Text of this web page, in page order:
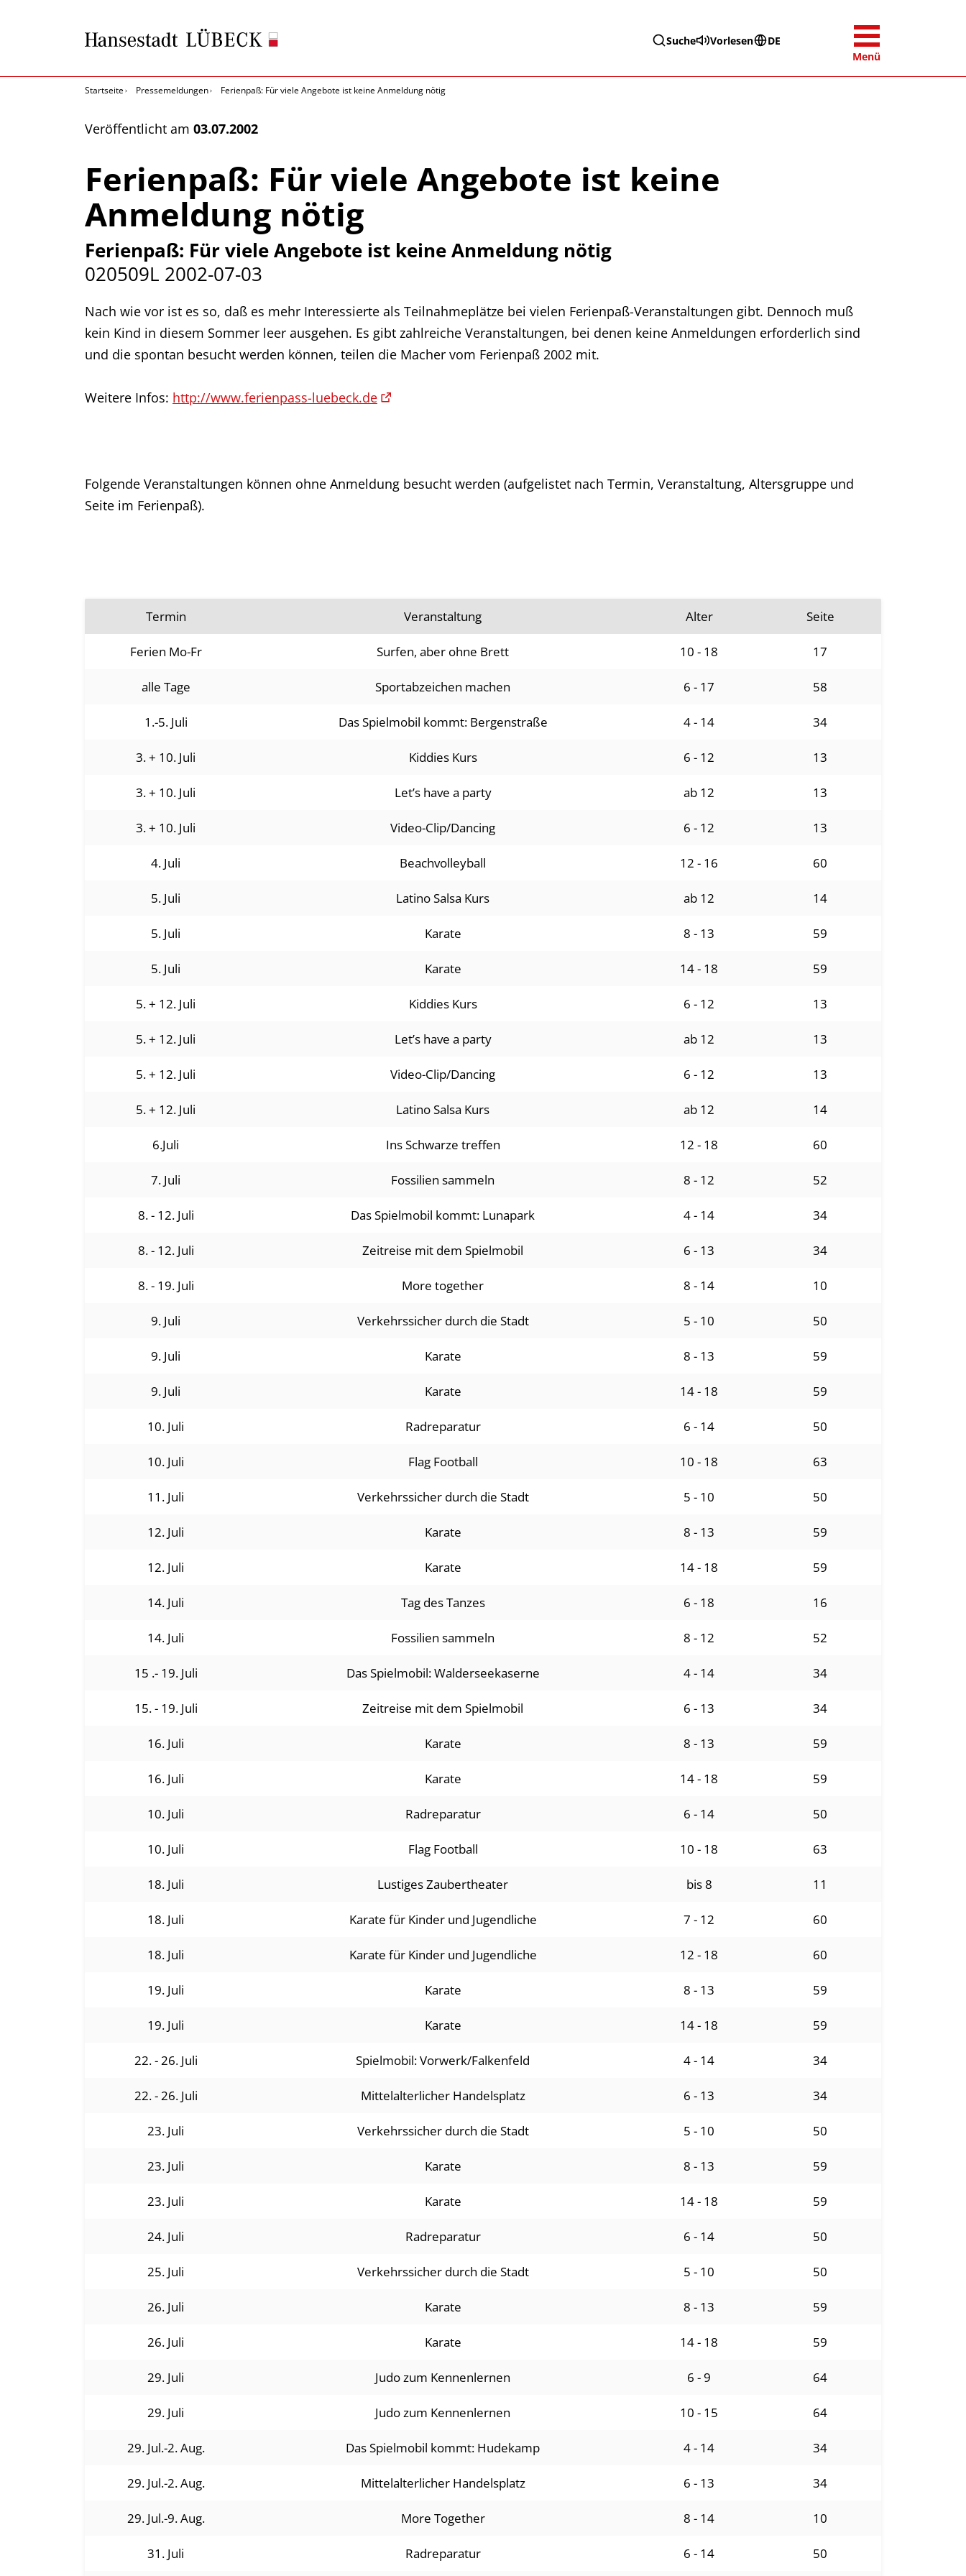
Suche Vorlesen
DE
Menü
Startseite Pressemeldungen Ferienpaß: Für viele Angebote ist keine Anmeldung nötig
Veröffentlicht am 03.07.2002
Ferienpaß: Für viele Angebote ist keine
Anmeldung nötig
Ferienpaß: Für viele Angebote ist keine Anmeldung nötig
020509L 2002-07-03
Nach wie vor ist es so, daß es mehr Interessierte als Teilnahmeplätze bei vielen Ferienpaß-Veranstaltungen gibt. Dennoch muß
kein Kind in diesem Sommer leer ausgehen. Es gibt zahlreiche Veranstaltungen, bei denen keine Anmeldungen erforderlich sind
und die spontan besucht werden können, teilen die Macher vom Ferienpaß 2002 mit.
Weitere Infos: http://www.ferienpass-luebeck.de
Folgende Veranstaltungen können ohne Anmeldung besucht werden (aufgelistet nach Termin, Veranstaltung, Altersgruppe und
Seite im Ferienpaß).
Termin Veranstaltung Alter Seite
Ferien Mo-Fr Surfen, aber ohne Brett 10 - 18 17
alle Tage Sportabzeichen machen 6 - 17 58
1.-5. Juli Das Spielmobil kommt: Bergenstraße 4 - 14 34
3. + 10. Juli Kiddies Kurs 6 - 12 13
3. + 10. Juli Let’s have a party ab 12 13
3. + 10. Juli Video-Clip/Dancing 6 - 12 13
4. Juli Beachvolleyball 12 - 16 60
5. Juli Latino Salsa Kurs ab 12 14
5. Juli Karate 8 - 13 59
5. Juli Karate 14 - 18 59
5. + 12. Juli Kiddies Kurs 6 - 12 13
5. + 12. Juli Let’s have a party ab 12 13
5. + 12. Juli Video-Clip/Dancing 6 - 12 13
5. + 12. Juli Latino Salsa Kurs ab 12 14
6.Juli Ins Schwarze treffen 12 - 18 60
7. Juli Fossilien sammeln 8 - 12 52
8. - 12. Juli Das Spielmobil kommt: Lunapark 4 - 14 34
8. - 12. Juli Zeitreise mit dem Spielmobil 6 - 13 34
8. - 19. Juli More together 8 - 14 10
9. Juli Verkehrssicher durch die Stadt 5 - 10 50
9. Juli Karate 8 - 13 59
9. Juli Karate 14 - 18 59
10. Juli Radreparatur 6 - 14 50
10. Juli Flag Football 10 - 18 63
11. Juli Verkehrssicher durch die Stadt 5 - 10 50
12. Juli Karate 8 - 13 59
12. Juli Karate 14 - 18 59
14. Juli Tag des Tanzes 6 - 18 16
14. Juli Fossilien sammeln 8 - 12 52
15 .- 19. Juli Das Spielmobil: Walderseekaserne 4 - 14 34
15. - 19. Juli Zeitreise mit dem Spielmobil 6 - 13 34
16. Juli Karate 8 - 13 59
16. Juli Karate 14 - 18 59
10. Juli Radreparatur 6 - 14 50
10. Juli Flag Football 10 - 18 63
18. Juli Lustiges Zaubertheater bis 8 11
18. Juli Karate für Kinder und Jugendliche 7 - 12 60
18. Juli Karate für Kinder und Jugendliche 12 - 18 60
19. Juli Karate 8 - 13 59
19. Juli Karate 14 - 18 59
22. - 26. Juli Spielmobil: Vorwerk/Falkenfeld 4 - 14 34
22. - 26. Juli Mittelalterlicher Handelsplatz 6 - 13 34
23. Juli Verkehrssicher durch die Stadt 5 - 10 50
23. Juli Karate 8 - 13 59
23. Juli Karate 14 - 18 59
24. Juli Radreparatur 6 - 14 50
25. Juli Verkehrssicher durch die Stadt 5 - 10 50
26. Juli Karate 8 - 13 59
26. Juli Karate 14 - 18 59
29. Juli Judo zum Kennenlernen 6 - 9 64
29. Juli Judo zum Kennenlernen 10 - 15 64
29. Jul.-2. Aug. Das Spielmobil kommt: Hudekamp 4 - 14 34
29. Jul.-2. Aug. Mittelalterlicher Handelsplatz 6 - 13 34
29. Jul.-9. Aug. More Together 8 - 14 10
31. Juli Radreparatur 6 - 14 50